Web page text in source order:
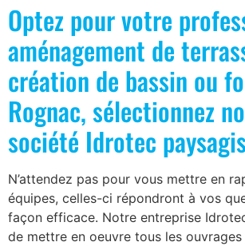
Optez pour votre
aménagement de
création de bassin ou
Rognac, sélectionnez
société Idrotec
N’attendez pas pour vous mettre en
équipes, celles-ci répondront à vos
façon efficace. Notre entreprise
de mettre en oeuvre tous les